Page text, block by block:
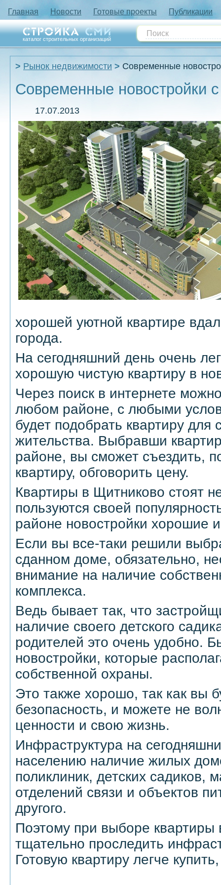
Главная Новости Готовые проекты Публикации
каталог строительных организаций
Рынок недвижимости Современные
Современные новостройки
17.07.2013
хорошей уютной квартире
города.
На сегодняшний день очень
хорошую чистую квартиру в
Через поиск в интернете
любом районе, с любыми
будет подобрать квартиру для
жительства. Выбравши
районе, вы сможет съездить,
квартиру, обговорить цену.
Квартиры в Щитниково стоят
пользуются своей
районе новостройки хорошие
Если вы все-таки решили
сданном доме, обязательно,
внимание на наличие
комплекса.
Ведь бывает так, что
наличие своего детского
родителей это очень удобно.
новостройки, которые
собственной охраны.
Это также хорошо, так как вы
безопасность, и можете не
ценности и свою жизнь.
Инфраструктура на
населению наличие жилых
поликлиник, детских садиков,
отделений связи и объектов
другого.
Поэтому при выборе квартиры
тщательно проследить
Готовую квартиру легче